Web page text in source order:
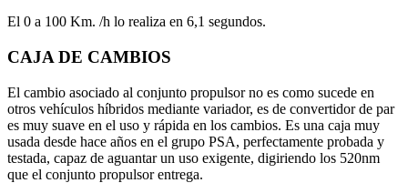
El 0 a 100 Km. /h lo realiza en 6,1 segundos.
CAJA DE CAMBIOS
El cambio asociado al conjunto propulsor no es como sucede en
otros vehículos híbridos mediante variador, es de convertidor de par
es muy suave en el uso y rápida en los cambios. Es una caja muy
usada desde hace años en el grupo PSA, perfectamente probada y
testada, capaz de aguantar un uso exigente, digiriendo los 520nm
que el conjunto propulsor entrega.